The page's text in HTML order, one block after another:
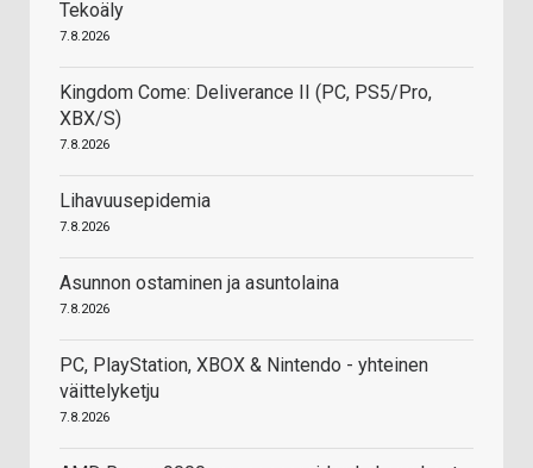
Tekoäly
7.8.2026
Kingdom Come: Deliverance II (PC, PS5/Pro,
XBX/S)
7.8.2026
Lihavuusepidemia
7.8.2026
Asunnon ostaminen ja asuntolaina
7.8.2026
PC, PlayStation, XBOX & Nintendo - yhteinen
väittelyketju
7.8.2026